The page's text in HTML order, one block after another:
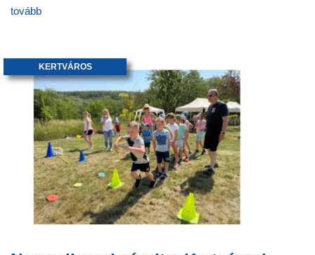
tovább
KERTVÁROS